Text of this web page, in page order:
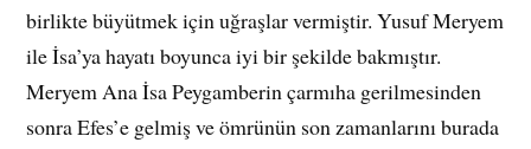
birlikte büyütmek için uğraşlar vermiştir. Yusuf Meryem
ile İsa’ya hayatı boyunca iyi bir şekilde bakmıştır.
Meryem Ana İsa Peygamberin çarmıha gerilmesinden
sonra Efes’e gelmiş ve ömrünün son zamanlarını burada